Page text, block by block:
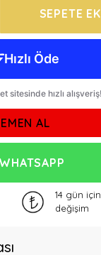
SEPETE
AL
WHATSAPP
14 gün
değişim